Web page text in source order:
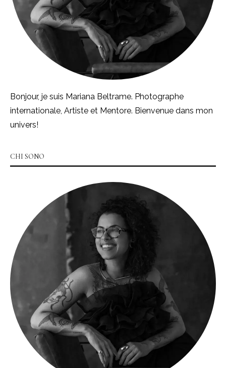
Bonjour, je suis Mariana Beltrame. Photographe
internationale, Artiste et Mentore. Bienvenue dans mon
univers!
CHI SONO